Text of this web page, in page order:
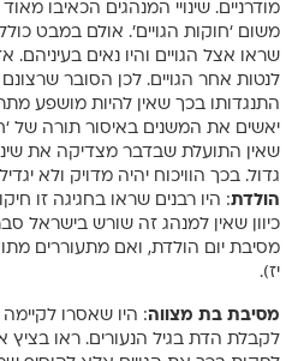
מודרניים. שינויי המנהגים הכאיבו
משום ‘חוקות הגויים’. אולם במבט
שראו אצל הגויים והיו נאים
לנטות אחר הגויים. לכן הסובר
התנגדותו בכך שאין להיות מושפע
יאשים את המשנים באיסור תורה של
שאין התועלת שבדבר מצדיקה את
גדול. בכך הוויכוח יהיה מדויק ולא
הולדת: היו רבנים שראו בחגיגה זו
כיוון שאין למנהג זה שורש בישראל
מסיבת יום הולדת, ואם מתעוררים
יז).
מסיבת בת מצווה: היו שאסרו
לקבלת הדת בגיל הנעורים. ראו בציץ